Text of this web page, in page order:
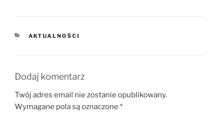
KATEGORIE
AKTUALNOŚCI
Dodaj komentarz
Twój adres email nie zostanie opublikowany.
Wymagane pola są oznaczone *